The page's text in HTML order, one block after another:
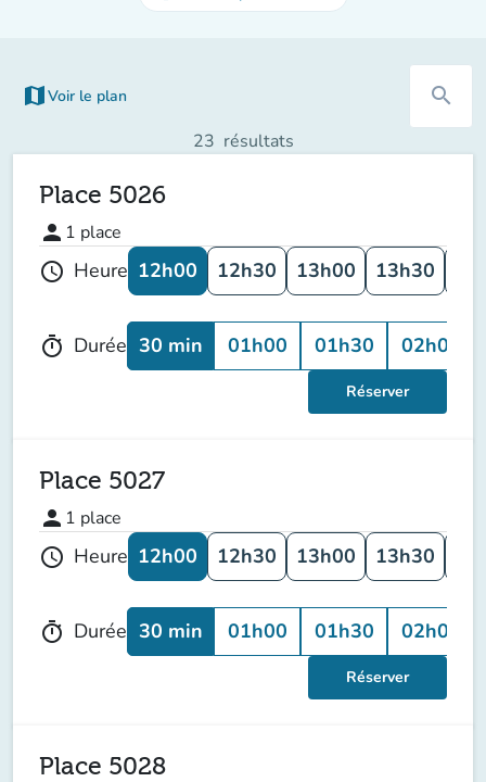
map Voir le plan
(nouvel onglet) search
23 résultats
Place 5026
person 1 place
schedule Heure 12h00 12h30 13h00 13h30
timer Durée 30 min 01h00 01h30 02h00
Réserver
Place 5027
person 1 place
schedule Heure 12h00 12h30 13h00 13h30
timer Durée 30 min 01h00 01h30 02h00
Réserver
Place 5028